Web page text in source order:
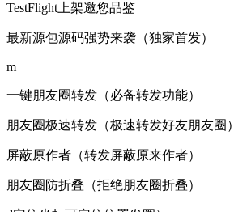
TestFlight上架邀您品鉴
最新源包源码强势来袭（独家首发）
m
一键朋友圈转发（必备转发功能）
朋友圈极速转发（极速转发好友朋友圈）
屏蔽原作者（转发屏蔽原来作者）
朋友圈防折叠（拒绝朋友圈折叠）